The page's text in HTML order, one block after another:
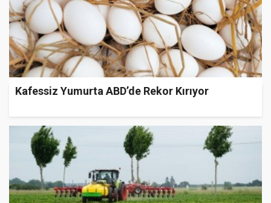
Kafessiz Yumurta ABD’de Rekor Kırıyor